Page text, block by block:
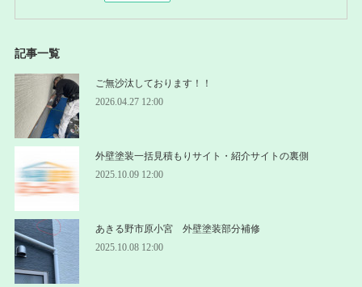
記事一覧
ご無沙汰しております！！
2026.04.27 12:00
外壁塗装一括見積もりサイト・紹介サイトの裏側
2025.10.09 12:00
あきる野市原小宮 外壁塗装部分補修
2025.10.08 12:00